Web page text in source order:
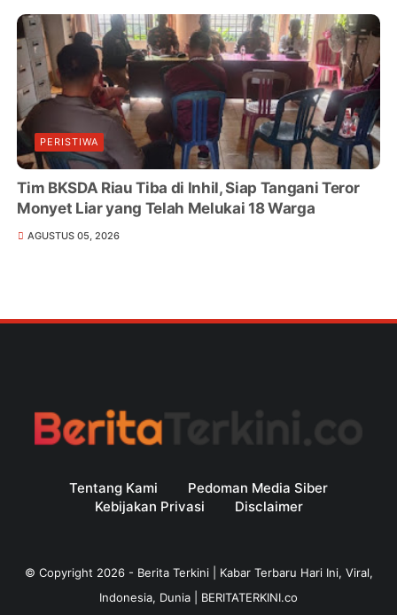
PERISTIWA
Tim BKSDA Riau Tiba di Inhil, Siap Tangani Teror
Monyet Liar yang Telah Melukai 18 Warga
AGUSTUS 05, 2026
Tentang Kami
Pedoman Media Siber
Kebijakan Privasi
Disclaimer
© Copyright 2026- Berita Terkini | Kabar Terbaru Hari Ini, Viral,
Indonesia, Dunia | BERITATERKINI.co